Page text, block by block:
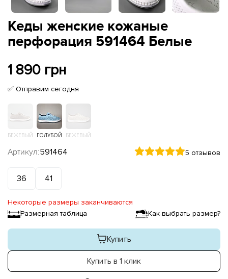
Кеды женские кожаные
перфорация 591464 Белые
1 890 грн
✅ Отправим сегодня
БЕЖЕВЫЙ ГОЛУБОЙ БЕЖЕВЫЙ
Артикул:591464 5 отзывов
36 41
Некоторые размеры заканчиваются
Размерная таблица
Как выбрать размер?
Купить
Купить в 1 клик